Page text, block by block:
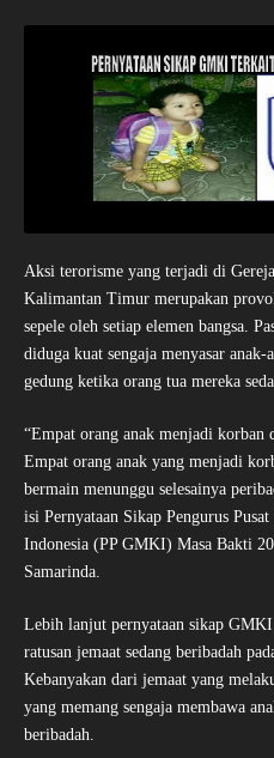
Aksi terorisme yang terjadi di
Kalimantan Timur merupakan
sepele oleh setiap elemen bangsa.
diduga kuat sengaja menyasar
gedung ketika orang tua mereka
“Empat orang anak menjadi
Empat orang anak yang menjadi
bermain menunggu selesainya
isi Pernyataan Sikap Pengurus
Indonesia (PP GMKI) Masa Bakti
Samarinda.
Lebih lanjut pernyataan sikap
ratusan jemaat sedang beribadah
Kebanyakan dari jemaat yang
yang memang sengaja membawa
beribadah.